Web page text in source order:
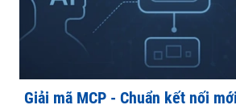
Giải mã MCP - Chuẩn kết nối